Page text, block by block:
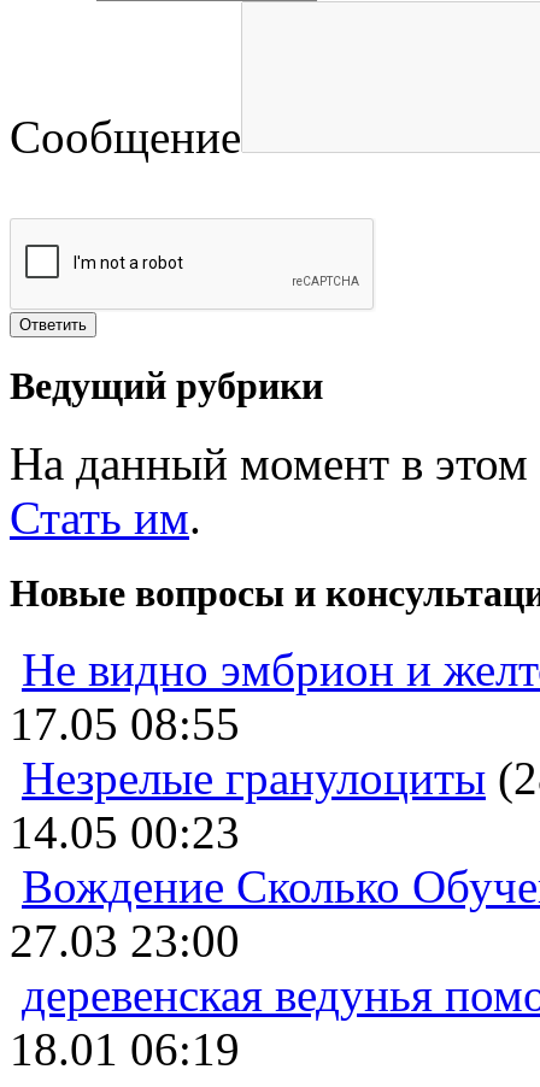
Сообщение
Ведущий рубрики
На данный момент в этом
Стать им.
Новые вопросы и
Не видно эмбрион и
17.05 08:55
Незрелые гранулоциты
14.05 00:23
Вождение Сколько
27.03 23:00
деревенская ведунья
18.01 06:19